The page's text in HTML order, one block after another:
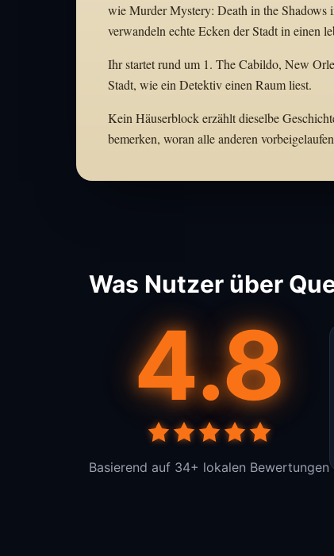
wie Murder Mystery: Death in the
verwandeln echte Ecken der Stadt in einen
Ihr startet rund um 1. The Cabildo, New
Stadt, wie ein Detektiv einen Raum liest.
Kein Häuserblock erzählt dieselbe
bemerken, woran alle anderen
Was Nutzer über
4.8
Basierend auf 34+ lokalen Bewertungen